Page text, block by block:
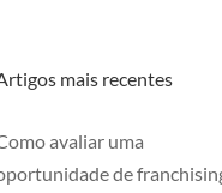
mais recentes
avaliar uma
de